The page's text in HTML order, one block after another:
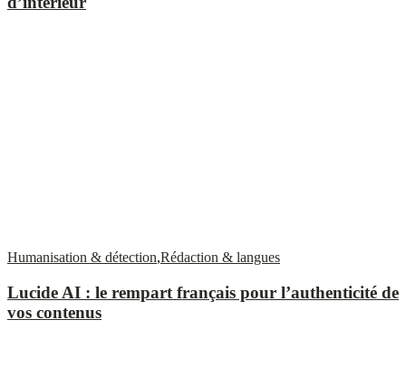
Humanisation & détection,Rédaction & langues
Lucide AI : le rempart français pour l’authenticité de
vos contenus